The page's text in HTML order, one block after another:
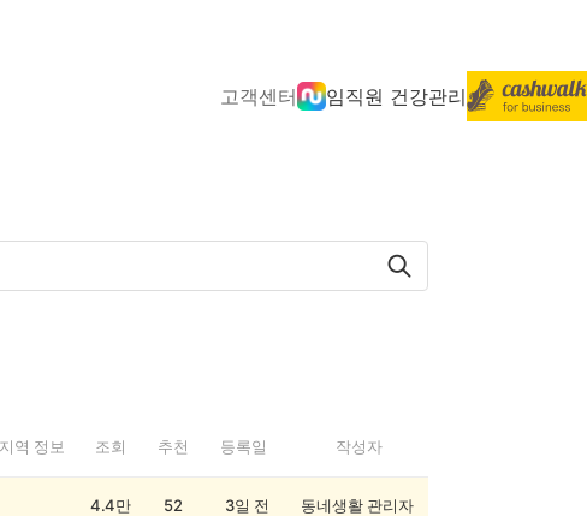
고객센터 임직원 건강관리
지역 정보 조회 추천 등록일 작성자
4.4만 52 3일 전 동네생활 관리자